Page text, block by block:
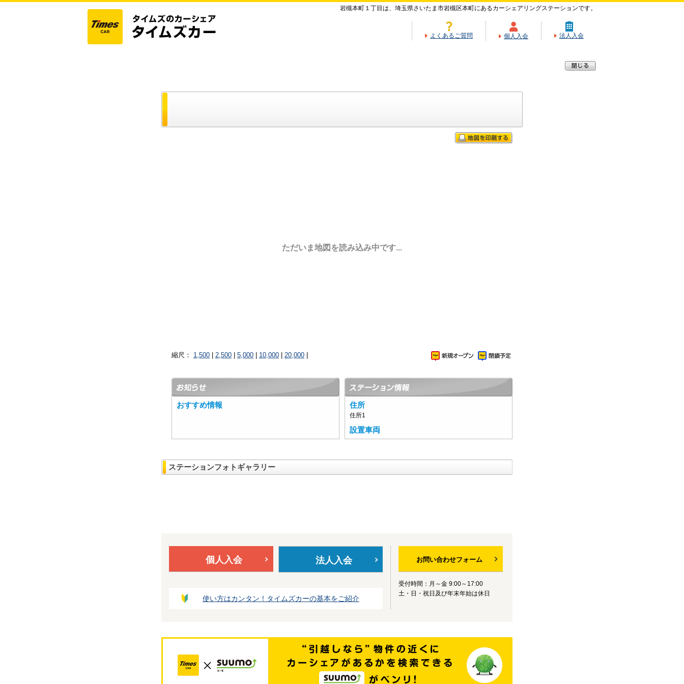
岩槻本町１丁目は、埼玉県さいたま市岩槻区本町にあるカーシェアリングステーションです。
よくあるご質問 個人入会 法人入会
ただいま地図を読み込み中です...
縮尺： 1,500 2,500 5,000 10,000 20,000
おすすめ情報 住所
住所1
設置車両
ステーションフォトギャラリー
個人入会 法人入会
使い方はカンタン！タイムズカーの基本をご紹介
お問い合わせフォーム
受付時間：月～金 9:00～17:00
土・日・祝日及び年末年始は休日